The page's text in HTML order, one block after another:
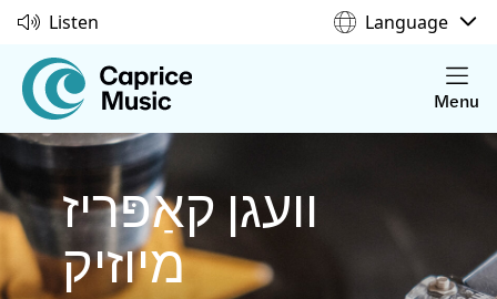
Listen Language
Menu
וועגן קאַפּריז
מיוזיק